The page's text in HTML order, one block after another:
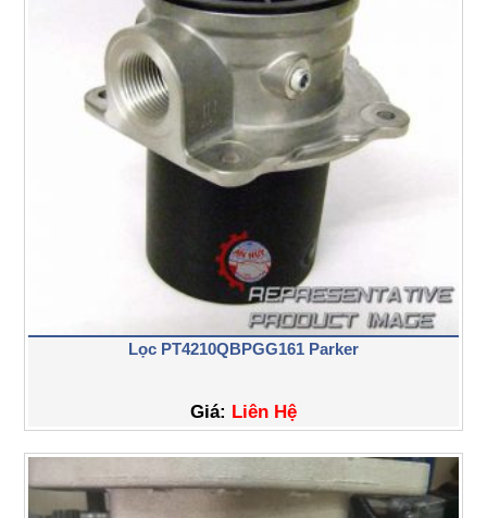
Lọc PT4210QBPGG161 Parker
Giá: Liên Hệ